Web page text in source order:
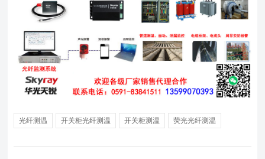
光纤测温 开关柜光纤测温 开关柜测温 荧光光纤测温